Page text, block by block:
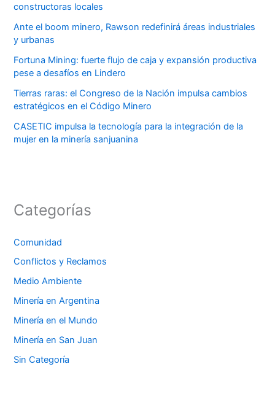
constructoras locales
Ante el boom minero, Rawson redefinirá áreas industriales
y urbanas
Fortuna Mining: fuerte flujo de caja y expansión productiva
pese a desafíos en Lindero
Tierras raras: el Congreso de la Nación impulsa cambios
estratégicos en el Código Minero
CASETIC impulsa la tecnología para la integración de la
mujer en la minería sanjuanina
Categorías
Comunidad
Conflictos y Reclamos
Medio Ambiente
Minería en Argentina
Minería en el Mundo
Minería en San Juan
Sin Categoría